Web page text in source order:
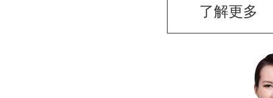
了解更多